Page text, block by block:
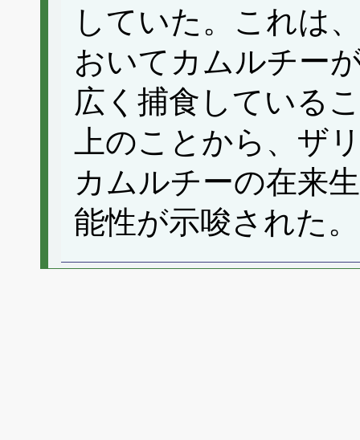
していた。これは
おいてカムルチー
広く捕食している
上のことから、ザ
カムルチーの在来
能性が示唆された。